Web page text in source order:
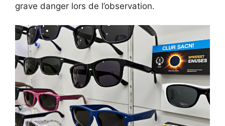
grave danger lors de l’observation.